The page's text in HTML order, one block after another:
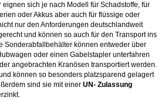
eignen sich je nach Modell für Schadstoffe, für
oder Akkus aber auch für flüssige oder
nur den Anforderungen deutschlandweit
und können so auch für den Transport ins
Sonderabfallbehälter können entweder über
oder einen Gabelstapler unterfahren
angebrachten Kranösen transportiert werden.
können so besonders platzsparend gelagert
sind sie mit einer UN- Zulassung